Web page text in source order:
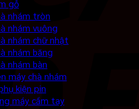
gỗ
nhám tròn
nhám vuông
nhám chữ nhật
nhám băng
nhám bàn
máy chà nhám
kiện pin
máy cầm tay